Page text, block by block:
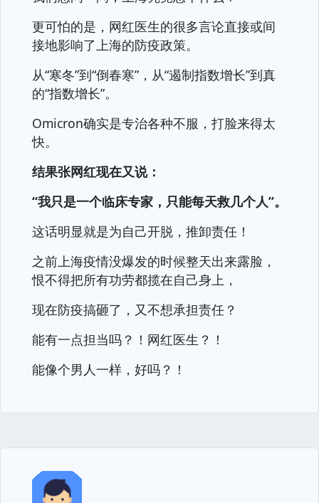
更可怕的是，网红医生的很多言论直接或间
接地影响了上海的防疫政策。
从“寒冬”到“倒春寒”，从“遏制指数增长”到真
的“指数增长”。
Omicron确实是专治各种不服，打脸来得太
快。
结果张网红现在又说：
“我只是一个临床专家，只能每天救几个人”。
这话明显就是为自己开脱，推卸责任！
之前上海疫情没爆发的时候整天出来露脸，
恨不得把所有功劳都揽在自己身上，
现在防疫搞砸了，又不想承担责任？
能有一点担当吗？！网红医生？！
能像个男人一样，好吗？！